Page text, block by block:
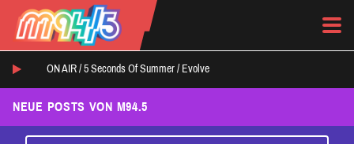
ON AIR / 5 Seconds Of Summer / Evolve
NEUE POSTS VON M94.5